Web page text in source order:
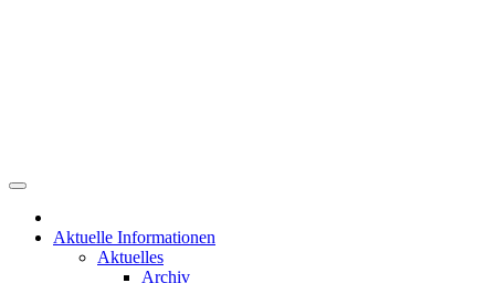
Aktuelle Informationen
Aktuelles
Archiv